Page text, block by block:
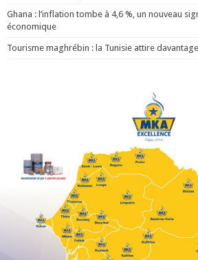
Ghana : l’inflation tombe à 4,6 %, un nouveau
économique
Tourisme maghrébin : la Tunisie attire